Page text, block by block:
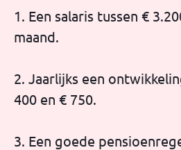
1. Een salaris tussen €
maand.
2. Jaarlijks een
400 en € 750.
3. Een goede